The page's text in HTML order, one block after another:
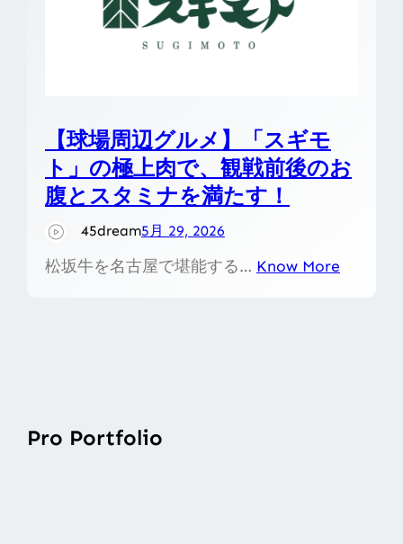
【球場周辺グルメ】「スギモ
ト」の極上肉で、観戦前後のお
腹とスタミナを満たす！
45dream5月 29, 2026
松坂牛を名古屋で堪能する… Know More
Pro Portfolio